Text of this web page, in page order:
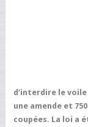
d’interdire le
une amende et
coupées. La loi a